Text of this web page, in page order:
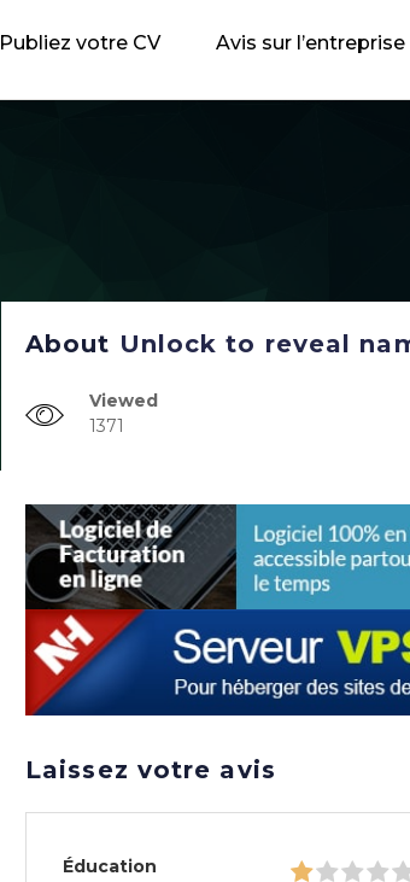
Publiez votre CV Avis sur l’entreprise
About Unlock to reveal
Viewed
1371
Laissez votre avis
Éducation